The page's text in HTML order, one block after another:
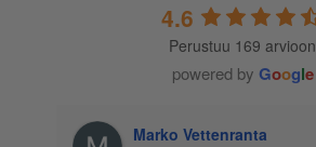
4.6
Perustuu 169 arvioon
powered by Google
Marko Vettenranta